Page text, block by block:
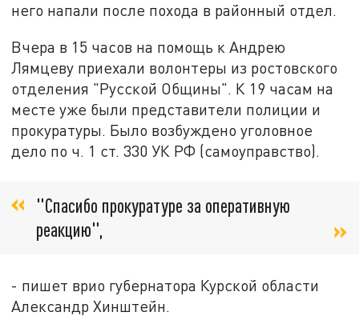
него напали после похода в районный отдел.
Вчера в 15 часов на помощь к Андрею
Лямцеву приехали волонтеры из ростовского
отделения "Русской Общины". К 19 часам на
месте уже были представители полиции и
прокуратуры. Было возбуждено уголовное
дело по ч. 1 ст. 330 УК РФ (самоуправство).
"Спасибо прокуратуре за оперативную
реакцию",
- пишет врио губернатора Курской области
Александр Хинштейн.